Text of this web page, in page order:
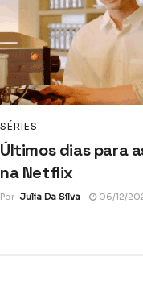
SÉRIES
Últimos dias para
na Netflix
Por Julia Da Silva 06/12/